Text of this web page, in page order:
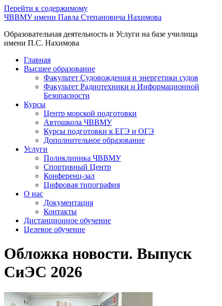
Перейти к содержимому
ЧВВМУ имени Павла Степановича Нахимова
Образовательная деятельность и Услуги на базе училища
имени П.С. Нахимова
Главная
Высшее образование
Факультет Судовождения и энергетики судов
Факультет Радиотехники и Информационной
Безопасности
Курсы
Центр морской подготовки
Автошкола ЧВВМУ
Курсы подготовки к ЕГЭ и ОГЭ
Дополнительное образование
Услуги
Поликлиника ЧВВМУ
Спортивный Центр
Конференц-зал
Цифровая типография
О нас
Документация
Контакты
Дистанционное обучение
Целевое обучение
Обложка новости. Выпуск
СиЭС 2026